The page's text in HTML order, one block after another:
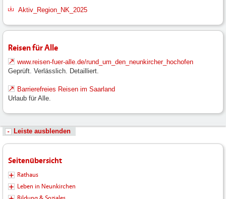
Aktiv_Region_NK_2025
Reisen für Alle
www.reisen-fuer-alle.de/rund_um_den_neunkircher_hochofen
Geprüft. Verlässlich. Detailliert.
Barrierefreies Reisen im Saarland
Urlaub für Alle.
Leiste ausblenden
Seitenübersicht
Rathaus
Leben in Neunkirchen